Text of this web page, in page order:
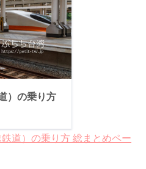
）の乗り方
道）の乗り方 総まとめペー